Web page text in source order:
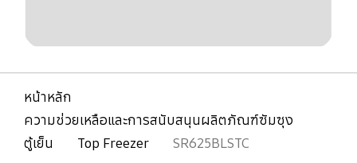
หน้าหลัก
ความช่วยเหลือและการสนับสนุนผลิตภัณฑ์ซัมซุง
ตู้เย็น
Top Freezer SR625BLSTC